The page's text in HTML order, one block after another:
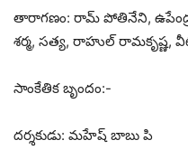
తారాగణం: రామ్ పోతినేని,
శర్మ, సత్య, రాహుల్ రామకృష్ణ,
సాంకేతిక బృందం:-
దర్శకుడు: మహేష్ బాబు పి